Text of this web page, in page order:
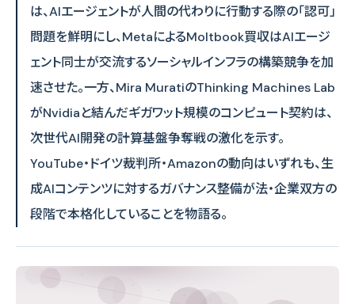
は、AIエージェントが人間の代わりに行動する際の「認可」
問題を鮮明にし、MetaによるMoltbook買収はAIエージ
ェント同士が交流するソーシャルインフラの構築競争を加
速させた。一方、Mira MuratiのThinking Machines Lab
がNvidiaと結んだギガワット規模のコンピュート契約は、
次世代AI開発の計算基盤争奪戦の激化を示す。
YouTube・ドイツ裁判所・Amazonの動向はいずれも、生
成AIコンテンツに対するガバナンス整備が法・企業双方の
段階で本格化していることを物語る。